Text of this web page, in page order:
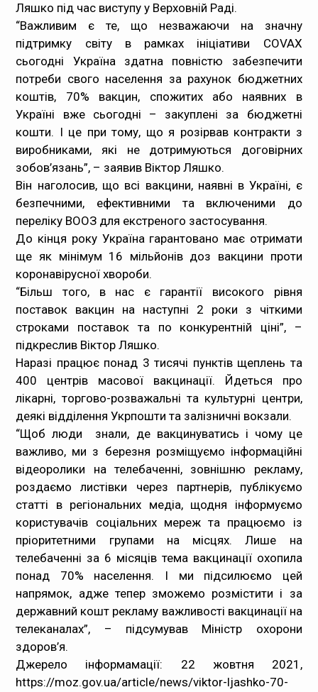
Документи
Контакти
Карта сайта
Ляшко під час виступу у Верховній Раді.
“Важливим є те, що незважаючи на значну
підтримку світу в рамках ініціативи COVAX
сьогодні Україна здатна повністю забезпечити
потреби свого населення за рахунок бюджетних
коштів, 70% вакцин, спожитих або наявних в
Україні вже сьогодні – закуплені за бюджетні
кошти. І це при тому, що я розірвав контракти з
виробниками, які не дотримуються договірних
зобов’язань”, – заявив Віктор Ляшко.
Він наголосив, що всі вакцини, наявні в Україні, є
безпечними, ефективними та включеними до
переліку ВООЗ для екстреного застосування.
До кінця року Україна гарантовано має отримати
ще як мінімум 16 мільйонів доз вакцини проти
коронавірусної хвороби.
“Більш того, в нас є гарантії високого рівня
поставок вакцин на наступні 2 роки з чіткими
строками поставок та по конкурентній ціні”, –
підкреслив Віктор Ляшко.
Наразі працює понад 3 тисячі пунктів щеплень та
400 центрів масової вакцинації. Йдеться про
лікарні, торгово-розважальні та культурні центри,
деякі відділення Укрпошти та залізничні вокзали.
“Щоб люди знали, де вакцинуватись і чому це
важливо, ми з березня розміщуємо інформаційні
відеоролики на телебаченні, зовнішню рекламу,
роздаємо листівки через партнерів, публікуємо
статті в регіональних медіа, щодня інформуємо
користувачів соціальних мереж та працюємо із
пріоритетними групами на місцях. Лише на
телебаченні за 6 місяців тема вакцинації охопила
понад 70% населення. І ми підсилюємо цей
напрямок, адже тепер зможемо розмістити і за
державний кошт рекламу важливості вакцинації на
телеканалах”, – підсумував Міністр охорони
здоров’я.
Джерело інформамації: 22 жовтня 2021,
https://moz.gov.ua/article/news/viktor-ljashko-70-